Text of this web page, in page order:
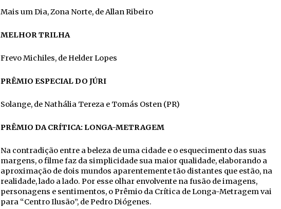
Mais um Dia, Zona Norte, de Allan Ribeiro
MELHOR TRILHA
Frevo Michiles, de Helder Lopes
PRÊMIO ESPECIAL DO JÚRI
Solange, de Nathália Tereza e Tomás Osten (PR)
PRÊMIO DA CRÍTICA: LONGA-METRAGEM
Na contradição entre a beleza de uma cidade e o esquecimento das suas
margens, o filme faz da simplicidade sua maior qualidade, elaborando a
aproximação de dois mundos aparentemente tão distantes que estão, na
realidade, lado a lado. Por esse olhar envolvente na fusão de imagens,
personagens e sentimentos, o Prêmio da Crítica de Longa-Metragem vai
para “Centro Ilusão”, de Pedro Diógenes.